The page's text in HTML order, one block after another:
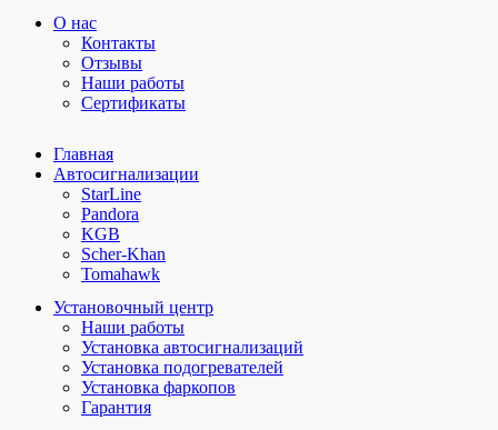
О нас
Контакты
Отзывы
Наши работы
Сертификаты
Главная
Автосигнализации
StarLine
Pandora
KGB
Scher-Khan
Tomahawk
Установочный центр
Наши работы
Установка автосигнализаций
Установка подогревателей
Установка фаркопов
Гарантия